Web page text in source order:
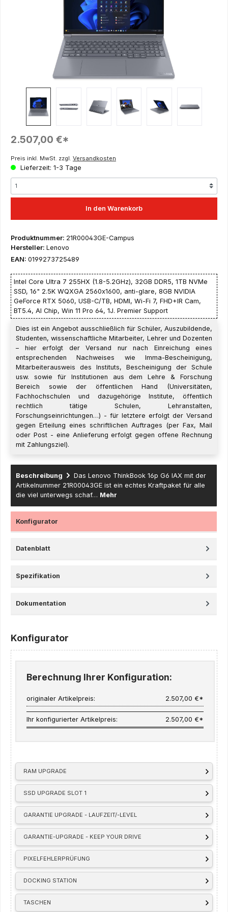
Regulärer Preis:
2.507,00 €*
Preis inkl. MwSt. zzgl. Versandkosten
Lieferzeit: 1-3 Tage
In den Warenkorb
Produktnummer: 21R00043GE-Campus
Hersteller: Lenovo
EAN: 0199273725489
Intel Core Ultra 7 255HX (1.8-5.2GHz), 32GB DDR5, 1TB NVMe
SSD, 16" 2.5K WQXGA 2560x1600, anti-glare, 8GB NVIDIA
GeForce RTX 5060, USB-C/TB, HDMI, Wi-Fi 7, FHD+IR Cam,
BT5.4, AI Chip, Win 11 Pro 64, 1J. Premier Support
Dies ist ein Angebot ausschließlich für Schüler, Auszubildende,
Studenten, wissenschaftliche Mitarbeiter, Lehrer und Dozenten
– hier erfolgt der Versand nur nach Einreichung eines
entsprechenden Nachweises wie Imma-Bescheinigung,
Mitarbeiterausweis des Instituts, Bescheinigung der Schule
usw. sowie für Institutionen aus dem Lehre & Forschung
Bereich sowie der öffentlichen Hand (Universitäten,
Fachhochschulen und dazugehörige Institute, öffentlich
rechtlich tätige Schulen, Lehranstalten,
Forschungseinrichtungen…) - für letztere erfolgt der Versand
gegen Erteilung eines schriftlichen Auftrages (per Fax, Mail
oder Post - eine Anlieferung erfolgt gegen offene Rechnung
mit Zahlungsziel).
Beschreibung
Das Lenovo ThinkBook 16p G6 IAX mit der
Artikelnummer 21R00043GE ist ein echtes Kraftpaket für alle
die viel unterwegs schaf… Mehr
Konfigurator
Datenblatt
Spezifikation
Dokumentation
Konfigurator
RAM UPGRADE
SSD UPGRADE SLOT 1
GARANTIE UPGRADE - LAUFZEIT/-LEVEL
GARANTIE-UPGRADE - KEEP YOUR DRIVE
PIXELFEHLERPRÜFUNG
DOCKING STATION
TASCHEN
Berechnung Ihrer Konfiguration:
originaler Artikelpreis: 2.507,00 €*
Ihr konfigurierter Artikelpreis: 2.507,00 €*